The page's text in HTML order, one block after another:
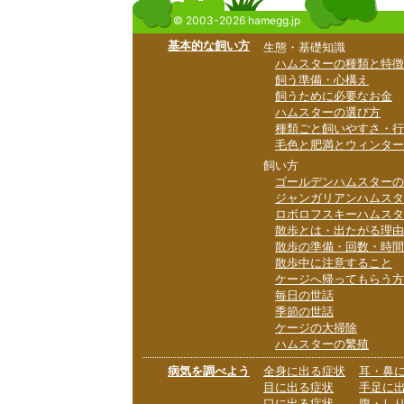
© 2003-2026 hamegg.jp
基本的な飼い方
生態・基礎知識
ハムスターの種類と特徴
飼う準備・心構え
飼うために必要なお金
ハムスターの選び方
種類ごと飼いやすさ・
毛色と肥満とウィンタ
飼い方
ゴールデンハムスター
ジャンガリアンハムス
ロボロフスキーハムス
散歩とは・出たがる理由
散歩の準備・回数・時間
散歩中に注意すること
ケージへ帰ってもらう
毎日の世話
季節の世話
ケージの大掃除
ハムスターの繁殖
病気を調べよう
全身に出る症状
目に出る症状
耳・鼻
手足に